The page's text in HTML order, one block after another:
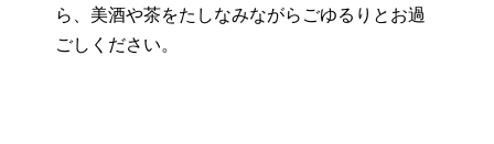
ら、美酒や茶をたしなみながらごゆるりとお過
ごしください。